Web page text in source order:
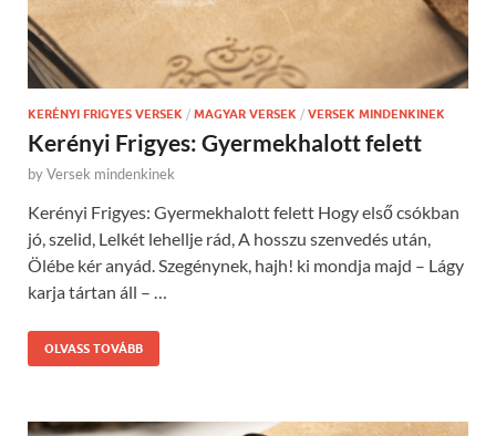
KERÉNYI FRIGYES VERSEK / MAGYAR VERSEK / VERSEK MINDENKINEK
Kerényi Frigyes: Gyermekhalott felett
byVersek mindenkinek
Kerényi Frigyes: Gyermekhalott felett Hogy első csókban
jó, szelid, Lelkét lehellje rád, A hosszu szenvedés után,
Ölébe kér anyád. Szegénynek, hajh! ki mondja majd – Lágy
karja tártan áll – …
OLVASS TOVÁBB